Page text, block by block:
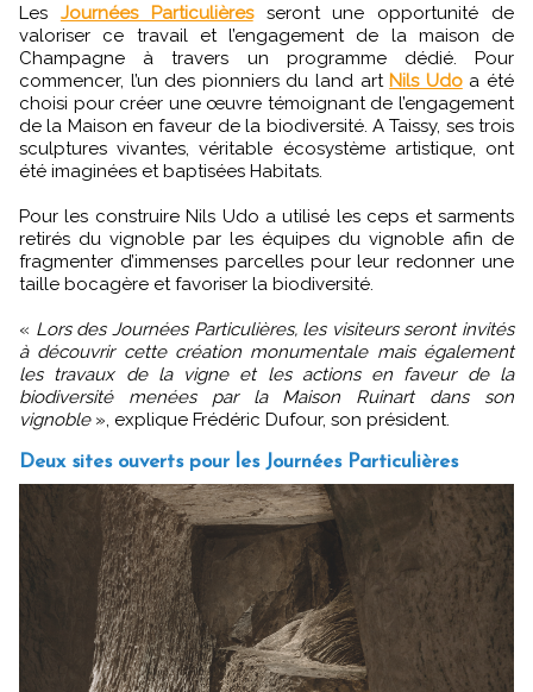
Les Journées Particulièresseront une opportunité de
valoriser ce travail et l’engagement de la maison de
Champagne à travers un programme dédié. Pour
commencer, l’un des pionniers du land art Nils Udoa été
choisi pour créer une œuvre témoignant de l’engagement
de la Maison en faveur de la biodiversité. A Taissy, ses trois
sculptures vivantes, véritable écosystème artistique, ont
été imaginées et baptisées Habitats.
Pour les construire Nils Udo a utilisé les ceps et sarments
retirés du vignoble par les équipes du vignoble afin de
fragmenter d’immenses parcelles pour leur redonner une
taille bocagère et favoriser la biodiversité.
« Lors des Journées Particulières, les visiteurs seront invités
à découvrir cette création monumentale mais également
les travaux de la vigne et les actions en faveur de la
biodiversité menées par la Maison Ruinart dans son
vignoble», explique Frédéric Dufour, son président.
Deux sites ouverts pour les Journées Particulières